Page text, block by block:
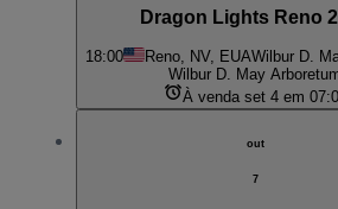
Dragon Lights Reno
18:00 Reno, NV, EUAWilbur D.
Wilbur D. May
À venda set 4 em
out
7